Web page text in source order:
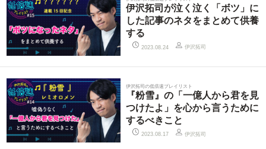
伊沢拓司が泣く泣く「ボツ」に
した記事のネタをまとめて供養
する
2023.08.24 伊沢拓司
伊沢拓司の低倍速プレイリスト
『粉雪』の「一億人から君を見
つけたよ」を心から言うために
するべきこと
2023.08.17 伊沢拓司